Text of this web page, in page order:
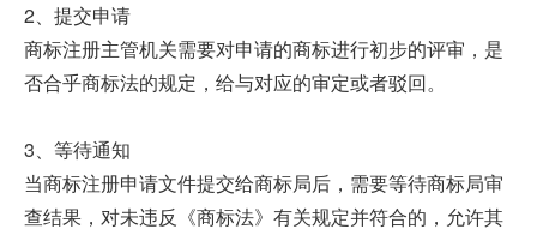
2、提交申请
商标注册主管机关需要对申请的商标进行初步的评审，是
否合乎商标法的规定，给与对应的审定或者驳回。
3、等待通知
当商标注册申请文件提交给商标局后，需要等待商标局审
查结果，对未违反《商标法》有关规定并符合的，允许其